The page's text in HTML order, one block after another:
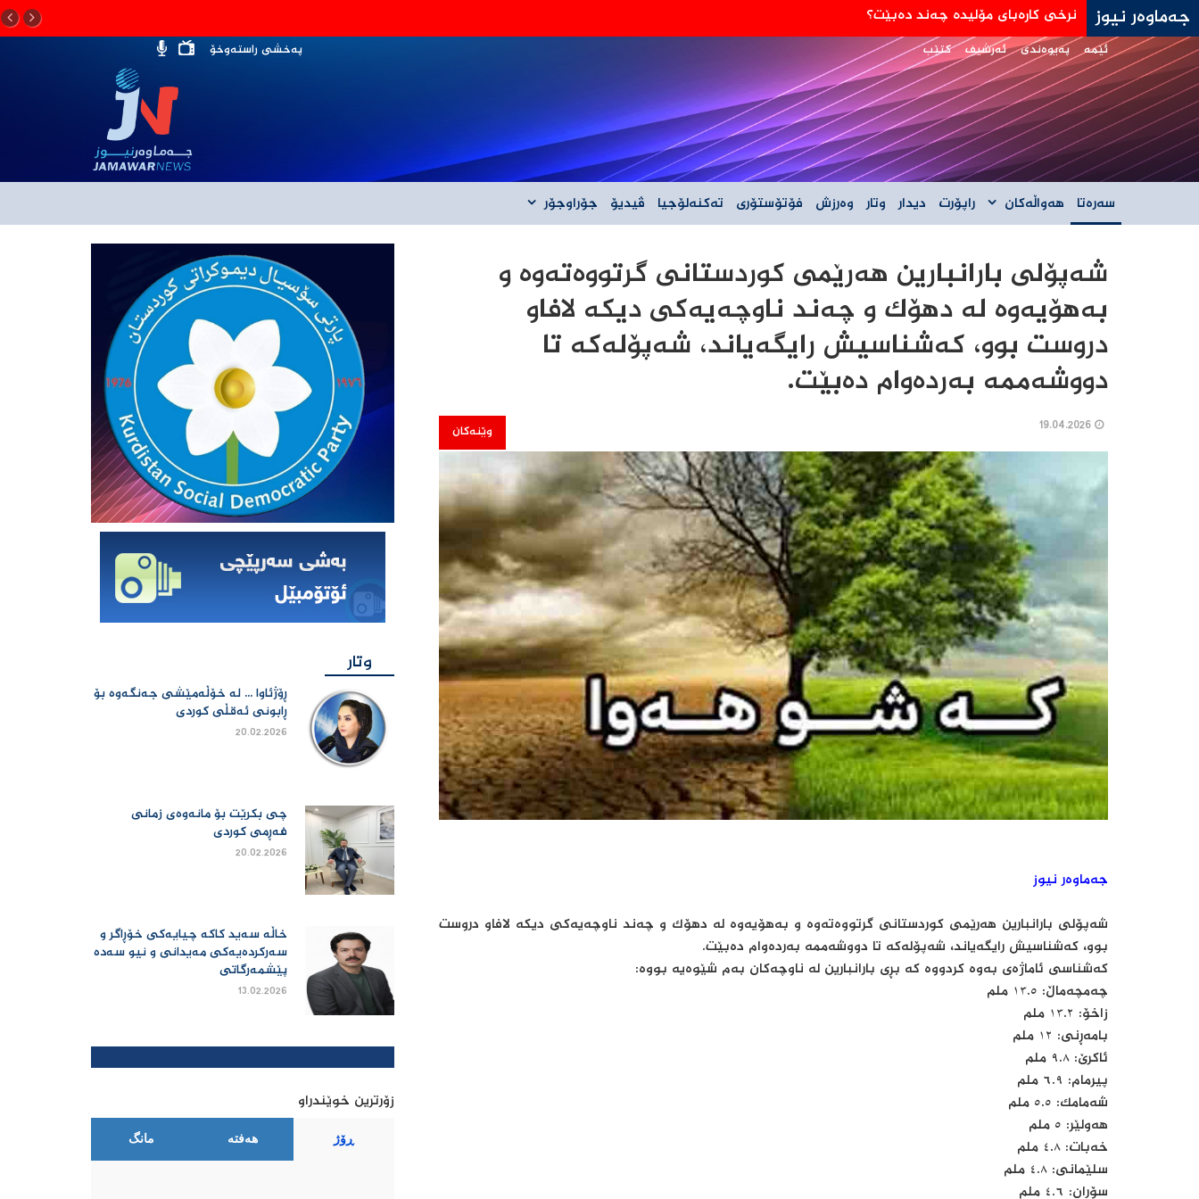
جەماوەر نیوز جه‌ی دی ڤانس: هێڵی سورمان له‌دانوستانه‌كان له‌گه‌ڵ ئێران نیه‌
ئێمە پەیوەندی ئەرشیف کتێب پەخشی راستەوخۆ
سەرەتا هەواڵەکان راپۆرت دیدار وتار وەرزش فۆتۆستۆری تەکنەلۆجیا ڤیدیۆ جۆراوجۆر
شەپۆلی بارانبارین هەرێمی کوردستانی گرتووەتەوە و
بەهۆیەوە لە دهۆک و چەند ناوچەیەکی دیکە لافاو
دروست بوو، کەشناسیش رایگەیاند، شەپۆلەکە تا
دووشەممە بەردەوام دەبێت.
وێنەکان
جەماوەر نیوز
شەپۆلی بارانبارین هەرێمی کوردستانی گرتووەتەوە و بەهۆیەوە لە دهۆک و چەند ناوچەیەکی دیکە لافاو دروست
بوو، کەشناسیش رایگەیاند، شەپۆلەکە تا دووشەممە بەردەوام دەبێت.
کەشناسی ئاماژەی بەوە کردووە کە بڕی بارانبارین لە ناوچەکان بەم شێوەیە بووە:
چەمچەماڵ: ١٣.٥ ملم
زاخۆ: ١٣.٢ ملم
بامەڕنی: ١٢ ملم
ئاكرێ: ٩.٨ ملم
پیرمام: ٦.٩ ملم
شەمامك: ٥.٥ ملم
هەولێر: ٥ ملم
خەبات: ٤.٨ ملم
سلێمانی: ٤.٨ ملم
سۆران: ٤.٦ ملم
وتار
ڕۆژئاوا ... لە خۆڵەمێشی جەنگەوە بۆ
ڕابونی ئەقڵی کوردی
20.02.2026
چی بكرێت بۆ مانەوەی زمانی
فەڕمی كوردی
20.02.2026
خاڵە سەید کاکە چیایەکی خۆڕاگر و
سەرکردەیەکی مەیدانی و نیو سەدە
پێشمەرگاتی
13.02.2026
زۆرترین خوێندراو
ڕۆژ هەفتە مانگ